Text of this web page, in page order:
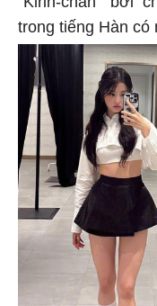
“Kirin-chan” bởi
trong tiếng Hàn